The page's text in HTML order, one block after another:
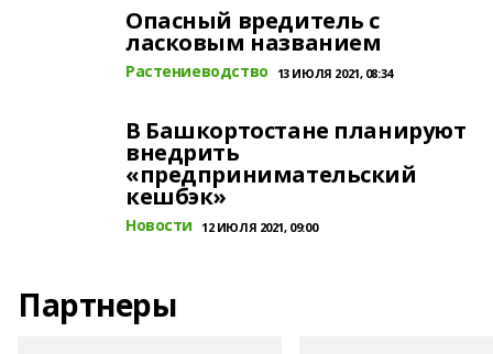
Опасный вредитель с
ласковым названием
Растениеводство 13 ИЮЛЯ 2021, 08:34
В Башкортостане планируют
внедрить
«предпринимательский
кешбэк»
Новости 12 ИЮЛЯ 2021, 09:00
Партнеры